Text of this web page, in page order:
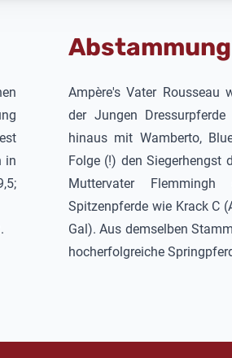
in
Abstammung
Ampère's Vater Rousseau
der Jungen
hinaus mit Wamberto,
Folge (!) den Siegerhengst
Muttervater
Spitzenpferde wie Krack C
Gal). Aus demselben
hocherfolgreiche